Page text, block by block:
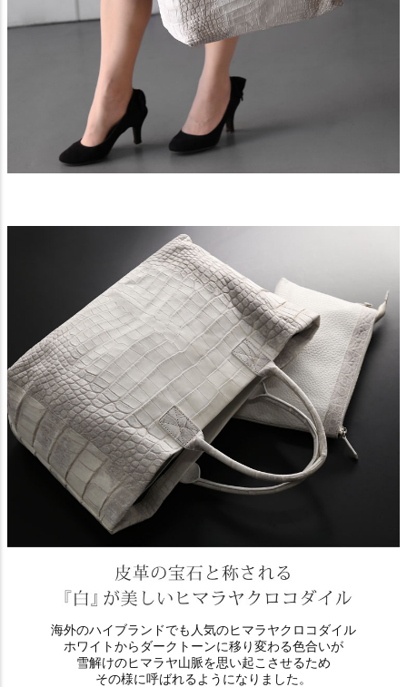
海外のハイブランドでも人気のヒマラヤクロコダイル
ホワイトからダークトーンに移り変わる色合いが
雪解けのヒマラヤ山脈を思い起こさせるため
その様に呼ばれるようになりました。